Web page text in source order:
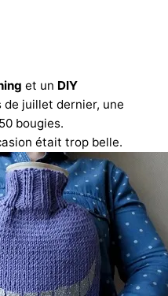
et un DIY
de juillet dernier, une
bougies.
était trop belle.